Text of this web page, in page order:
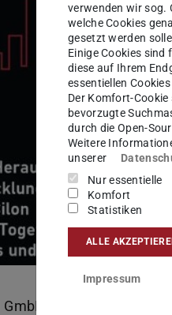
einem
verwenden wir sog.
welche Cookies
gesetzt werden
Einige Cookies
diese auf Ihrem
essentiellen
Der Komfort-
bevorzugte
durch die Open-
Weitere
unserer
Nur essentielle
Komfort
Statistiken
ALLE
Impressum